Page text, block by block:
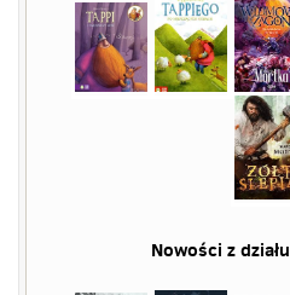
Nowości z działu